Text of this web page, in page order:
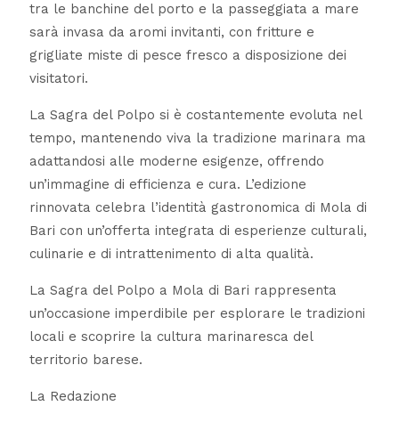
tra le banchine del porto e la passeggiata a mare
sarà invasa da aromi invitanti, con fritture e
grigliate miste di pesce fresco a disposizione dei
visitatori.
La Sagra del Polpo si è costantemente evoluta nel
tempo, mantenendo viva la tradizione marinara ma
adattandosi alle moderne esigenze, offrendo
un’immagine di efficienza e cura. L’edizione
rinnovata celebra l’identità gastronomica di Mola di
Bari con un’offerta integrata di esperienze culturali,
culinarie e di intrattenimento di alta qualità.
La Sagra del Polpo a Mola di Bari rappresenta
un’occasione imperdibile per esplorare le tradizioni
locali e scoprire la cultura marinaresca del
territorio barese.
La Redazione